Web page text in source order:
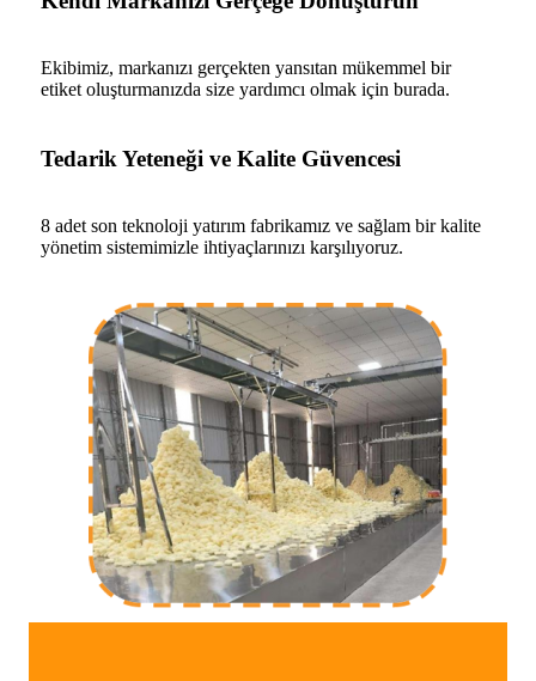
Ekibimiz, markanızı gerçekten yansıtan mükemmel bir
etiket oluşturmanızda size yardımcı olmak için burada.
Tedarik Yeteneği ve Kalite Güvencesi
8 adet son teknoloji yatırım fabrikamız ve sağlam bir kalite
yönetim sistemimizle ihtiyaçlarınızı karşılıyoruz.